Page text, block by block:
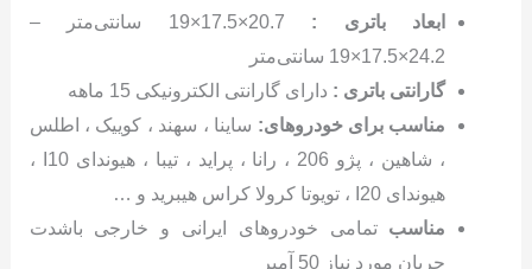
ابعاد باتری :
20.7×17.5×19 سانتی‌متر –
24.2×17.5×19 سانتی‌متر
گارانتی باتری : دارای گارانتی الکترونیکی 15 ماهه
مناسب برای خودروهای: ساینا ، سهند ، کوییک ، اطلس
، شاهین ، پژو 206 ، رانا ، پراید ، تیبا ، هیوندای I10 ،
هیوندای I20 ، تویوتا کرولا کراس هیبرید و …
مناسب تمامی خودروهای ایرانی و خارجی باشدت
جریان مورد نیاز 50 آمپر